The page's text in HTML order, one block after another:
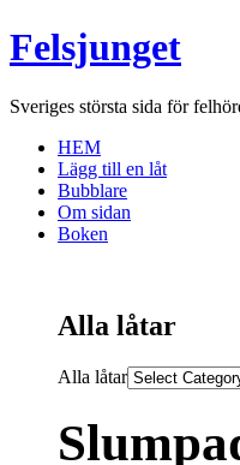
Felsjunget
Sveriges största sida för
HEM
Lägg till en låt
Bubblare
Om sidan
Boken
Alla låtar
Alla låtar